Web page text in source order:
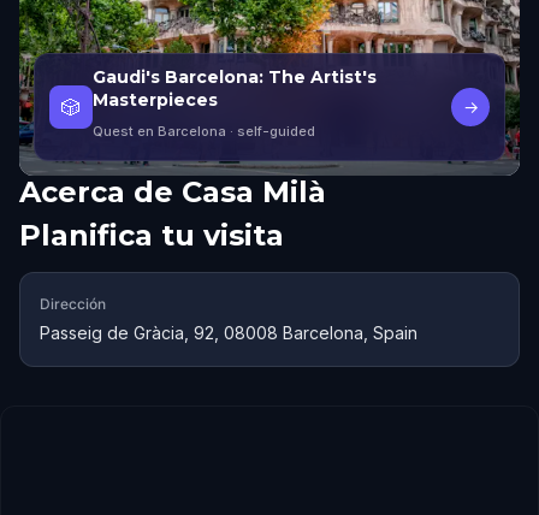
🎲
Gaudi's Barcelona: The Artist's
Masterpieces
Quest en Barcelona · self-guided
→
Acerca de Casa Milà
Planifica tu visita
Dirección
Passeig de Gràcia, 92, 08008 Barcelona, Spain